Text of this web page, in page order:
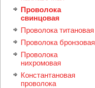
Проволока
свинцовая
Проволока титановая
Проволока бронзовая
Проволока
нихромовая
Константановая
проволока